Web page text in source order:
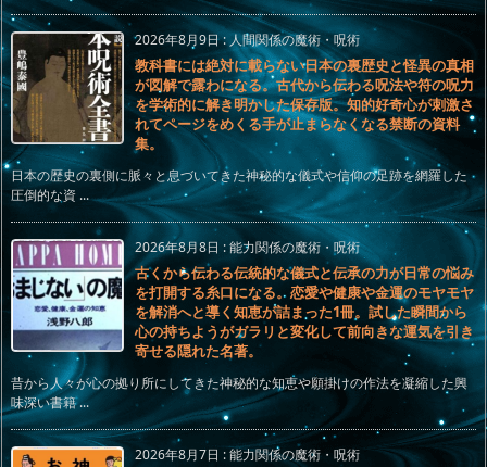
2026年8月9日:人間関係の魔術・呪術
教科書には絶対に載らない日本の裏歴史と怪異の真相
が図解で露わになる。古代から伝わる呪法や符の呪力
を学術的に解き明かした保存版。知的好奇心が刺激さ
れてページをめくる手が止まらなくなる禁断の資料
集。
日本の歴史の裏側に脈々と息づいてきた神秘的な儀式や信仰の足跡を網羅した
圧倒的な資 ...
2026年8月8日 :能力関係の魔術・呪術
古くから伝わる伝統的な儀式と伝承の力が日常の悩み
を打開する糸口になる。恋愛や健康や金運のモヤモヤ
を解消へと導く知恵が詰まった1冊。試した瞬間から
心の持ちようがガラリと変化して前向きな運気を引き
寄せる隠れた名著。
昔から人々が心の拠り所にしてきた神秘的な知恵や願掛けの作法を凝縮した興
味深い書籍 ...
2026年8月7日 :能力関係の魔術・呪術